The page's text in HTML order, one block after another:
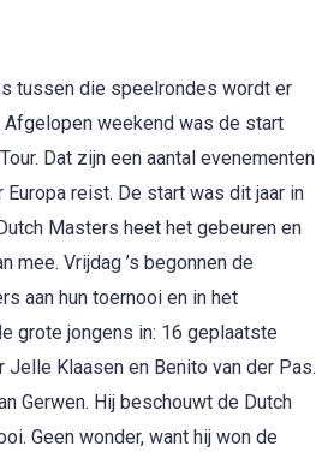
tussen die speelrondes wordt er
weekend was de start
Dat zijn een aantal evenementen
Europa reist. De start was dit jaar in
Masters heet het gebeuren en
mee. Vrijdag ’s begonnen de
aan hun toernooi en in het
grote jongens in: 16 geplaatste
Klaasen en Benito van der Pas.
Gerwen. Hij beschouwt de Dutch
Geen wonder, want hij won de